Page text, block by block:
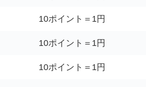
10ポイント＝1円
10ポイント＝1円
10ポイント＝1円